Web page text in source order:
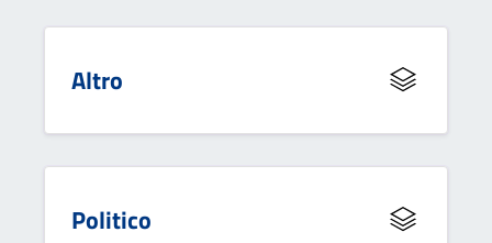
Altro
Politico